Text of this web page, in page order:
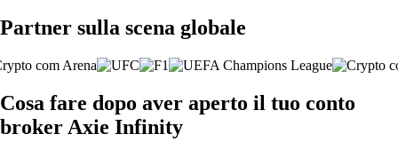
Partner sulla scena globale
Cosa fare dopo aver aperto il tuo conto
broker Axie Infinity